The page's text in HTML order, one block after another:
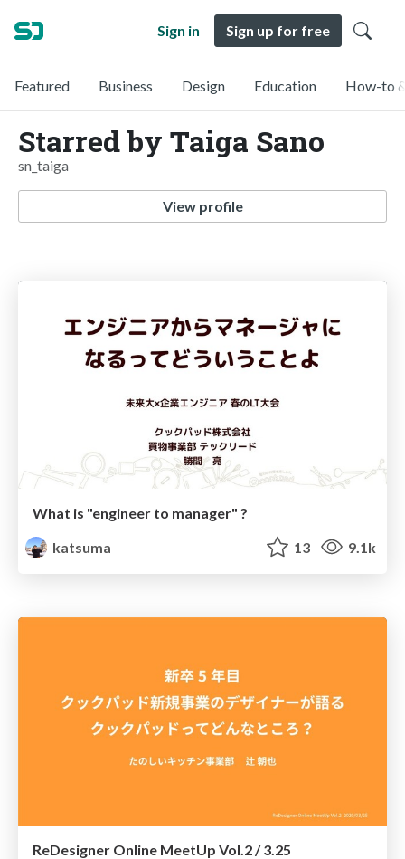
Sign in Sign up for free
Featured Business Design Education How-to
Starred by Taiga Sano
sn_taiga
View profile
What is "engineer to manager" ?
katsuma
13 9.1k
ReDesigner Online MeetUp Vol.2 / 3.25